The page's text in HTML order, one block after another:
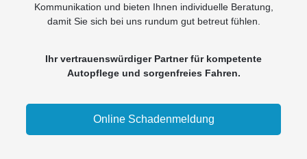
Kommunikation und bieten Ihnen individuelle Beratung,
damit Sie sich bei uns rundum gut betreut fühlen.
Ihr vertrauenswürdiger Partner für kompetente
Autopflege und sorgenfreies Fahren.
Online Schadenmeldung